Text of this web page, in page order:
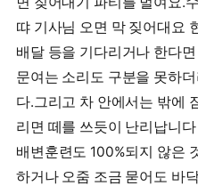
땨 기사님 오면 막 짖어대요
배달 등을 기다리거나 한다
문여는 소리도 구분을 못하
다.그리고 차 안에서는 밖에
리면 떼를 쓰듯이 난리납니
배변훈련도 100%되지 않은
하거나 오줌 조금 묻어도 바